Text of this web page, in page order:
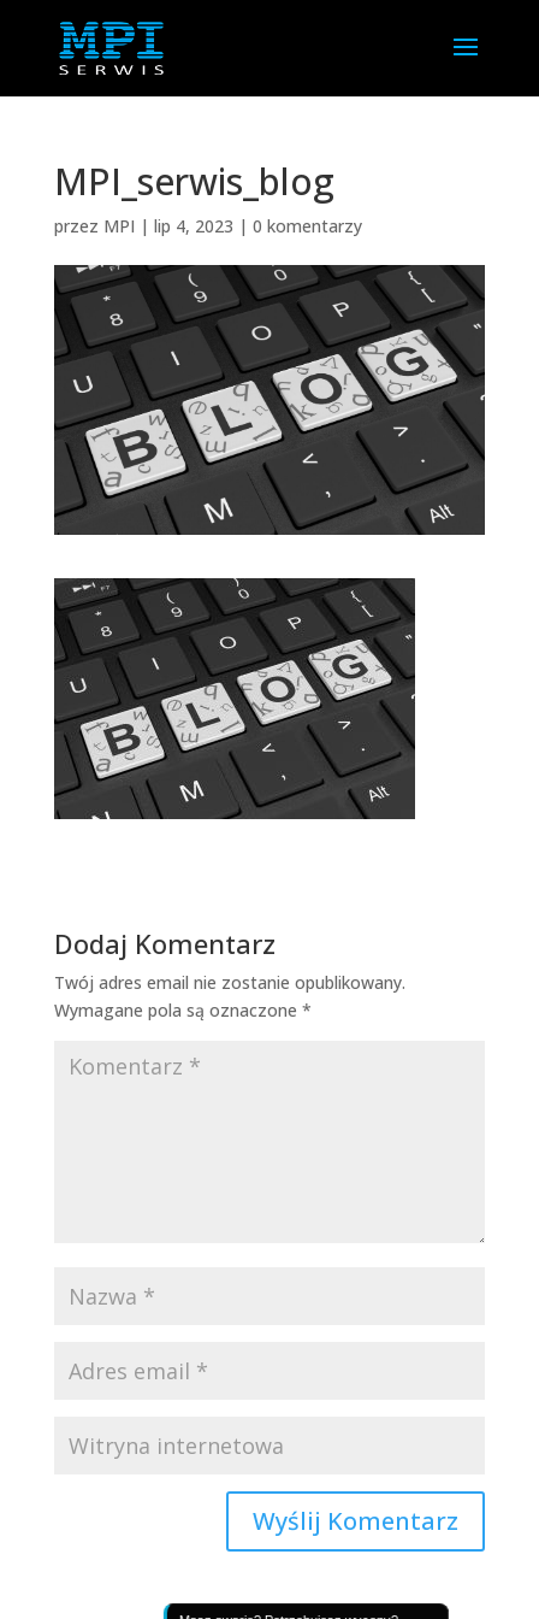
MPI_serwis_blog
przez MPI | lip 4, 2023 | 0 komentarzy
Dodaj Komentarz
Twój adres email nie zostanie opublikowany.
Wymagane pola są oznaczone *